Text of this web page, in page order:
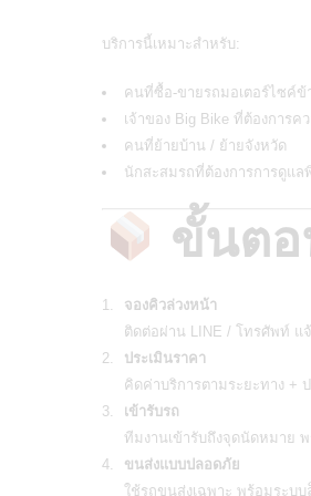
บริการนี้เหมาะสำหรับ:
คนที่ซื้อ-ขายรถมอเตอร์ไซค์ข้
เจ้าของ Big Bike ที่ต้องการค
คนที่ย้ายบ้าน / ย้ายจังหวัด
นักสะสมรถที่ต้องการการดูแล
ขั้นตอ
จองคิวล่วงหน้า
ติดต่อผ่าน LINE / โทรศัพท์ แจ้
ประเมินราคา
คิดค่าบริการตามระยะทาง +
เข้ารับรถ
ทีมงานเข้ารับถึงจุดนัดหมาย
ขนส่งแบบปลอดภัย
ใช้รถขนส่งเฉพาะ พร้อมระบ